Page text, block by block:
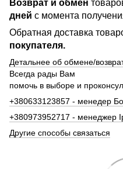
Возврат и обмен
дней с момента
Обратная доставка
покупателя.
Детальнее об обмене/
Всегда рады Вам
помочь в выборе и
+380633123857 - менедер
+380973952717 - менеджер
Другие способы связаться